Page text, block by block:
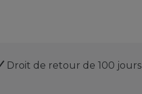
Droit de retour de 100 jours